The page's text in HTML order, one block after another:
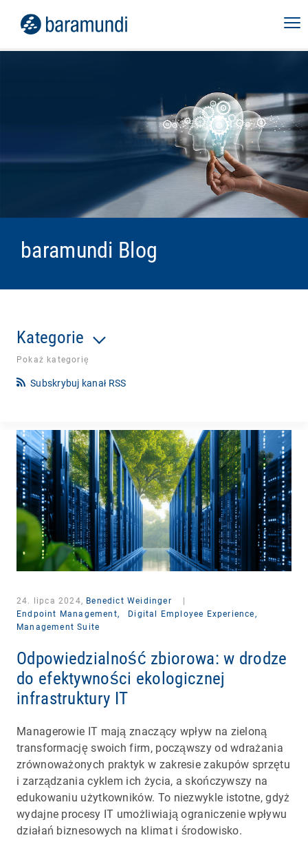
baramundi Blog
Kategorie
Pokaż kategorię
Subskrybuj kanał RSS
24. lipca 2024, Benedict Weidinger
Endpoint Management,
Digital Employee Experience,
Management Suite
Odpowiedzialność zbiorowa: w drodze
do efektywności ekologicznej
infrastruktury IT
Managerowie IT mają znaczący wpływ na zieloną
transformację swoich firm, począwszy od wdrażania
zrównoważonych praktyk w zakresie zakupów sprzętu
i zarządzania cyklem ich życia, a skończywszy na
edukowaniu użytkowników. To niezwykle istotne, gdyż
wydajne procesy IT umożliwiają ograniczenie wpływu
działań biznesowych na klimat i środowisko.